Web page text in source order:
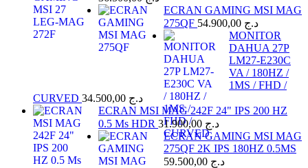
ECRAN GAMING MSI MAG
275QF
د.ج
MONITOR
DAHUA 27P
LM27-E230C
VA / 180HZ /
1MS / FHD /
CURVED
د.ج
ECRAN MSI MAG 242F 24" IPS 200 HZ
0.5 Ms HDR
د.ج
ECRAN GAMING MSI MAG
275QF 2K IPS 180HZ 0.5MS
د.ج